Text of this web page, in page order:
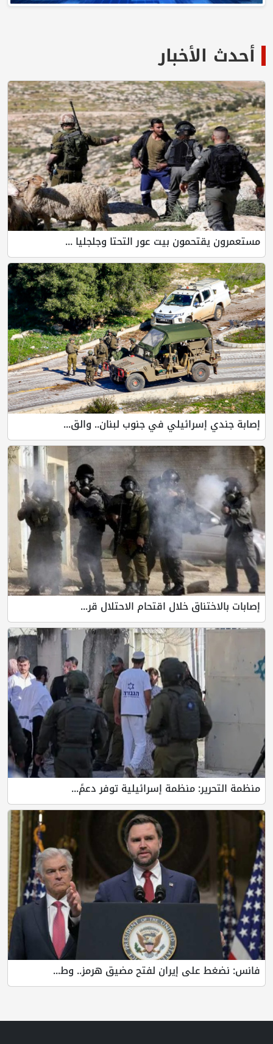
أحدث الأخبار
مستعمرون يقتحمون بيت عور التحتا وجلجليا ...
إصابة جندي إسرائيلي في جنوب لبنان.. والق...
إصابات بالاختناق خلال اقتحام الاحتلال قر...
منظمة التحرير: منظمة إسرائيلية توفر دعمً...
فانس: نضغط على إيران لفتح مضيق هرمز.. وط...